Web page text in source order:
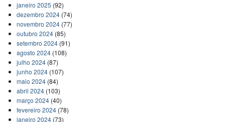
janeiro 2025 (92)
dezembro 2024(74)
novembro 2024(77)
outubro 2024(85)
setembro 2024(91)
agosto 2024(108)
julho 2024(87)
junho 2024(107)
maio 2024(84)
abril 2024(103)
março 2024(40)
fevereiro 2024(78)
janeiro 2024(73)